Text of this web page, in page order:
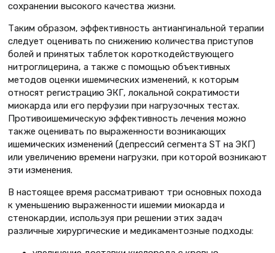
сохранении высокого качества жизни.
Таким образом, эффективность антиангинальной терапии
следует оценивать по снижению количества приступов
болей и принятых таблеток короткодействующего
нитроглицерина, а также с помощью объективных
методов оценки ишемических изменений, к которым
относят регистрацию ЭКГ, локальной сократимости
миокарда или его перфузии при нагрузочных тестах.
Противоишемическую эффективность лечения можно
также оценивать по выраженности возникающих
ишемических изменений (депрессий сегмента ST на ЭКГ)
или увеличению времени нагрузки, при которой возникают
эти изменения.
В настоящее время рассматривают три основных похода
к уменьшению выраженности ишемии миокарда и
стенокардии, используя при решении этих задач
различные хирургические и медикаментозные подходы: